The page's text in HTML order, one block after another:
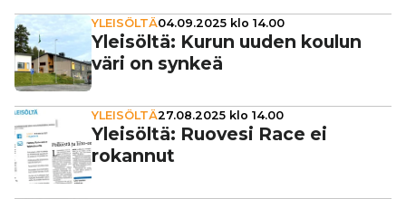
YLEISÖLTÄ04.09.2025 klo 14.00
Yleisöltä: Kurun uuden koulun
väri on synkeä
YLEISÖLTÄ27.08.2025 klo 14.00
Yleisöltä: Ruovesi Race ei
rokannut